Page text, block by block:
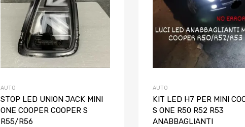
AUTO
STOP LED UNION JACK MINI
ONE COOPER COOPER S
R55/R56
AUTO
KIT LED H7 PER MINI
S ONE R50 R52 R53
ANABBAGLIANTI